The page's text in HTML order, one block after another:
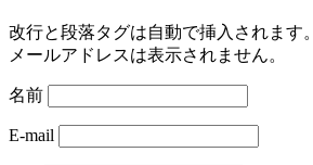
改行と段落タグは自動で挿入されます。
メールアドレスは表示されません。
名前
E-mail